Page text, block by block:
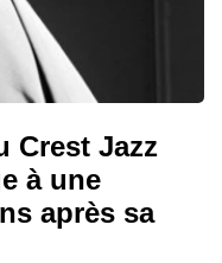
Crest Jazz
à une
après sa